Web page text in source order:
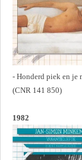
- Honderd piek en je
(CNR 141 850)
1982